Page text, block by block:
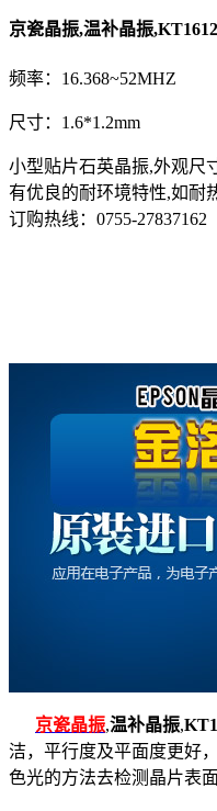
京瓷晶振,温补晶振
频率：16.368~52MHZ
尺寸：1.6*1.2mm
小型贴片石英晶振,外观尺
有优良的耐环境特性,如耐
订购热线： 0755-27837162
京瓷晶振,温补晶振,
洁，平行度及平面度更好
色光的方法去检测晶片表面